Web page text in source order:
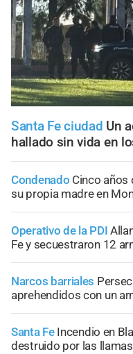
Santa Fe ciudad Un
hallado sin vida en
Condenado Cinco años
su propia madre en
Operativo de la PDI
Fe y secuestraron 12
Narcos barriales
aprehendidos con un
Santa Fe Incendio en
destruido por las llamas